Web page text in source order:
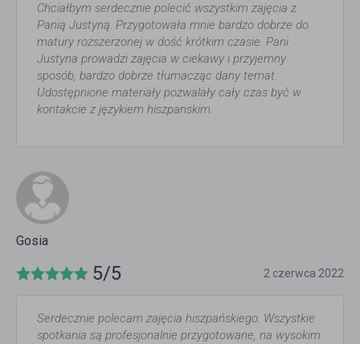
Chciałbym serdecznie polecić wszystkim zajęcia z
Panią Justyną. Przygotowała mnie bardzo dobrze do
matury rozszerzonej w dość krótkim czasie. Pani
Justyna prowadzi zajęcia w ciekawy i przyjemny
sposób, bardzo dobrze tłumacząc dany temat.
Udostępnione materiały pozwalały cały czas być w
kontakcie z językiem hiszpanskim.
Gosia
5/5 2 czerwca 2022
Serdecznie polecam zajęcia hiszpańskiego. Wszystkie
spotkania są profesjonalnie przygotowane, na wysokim